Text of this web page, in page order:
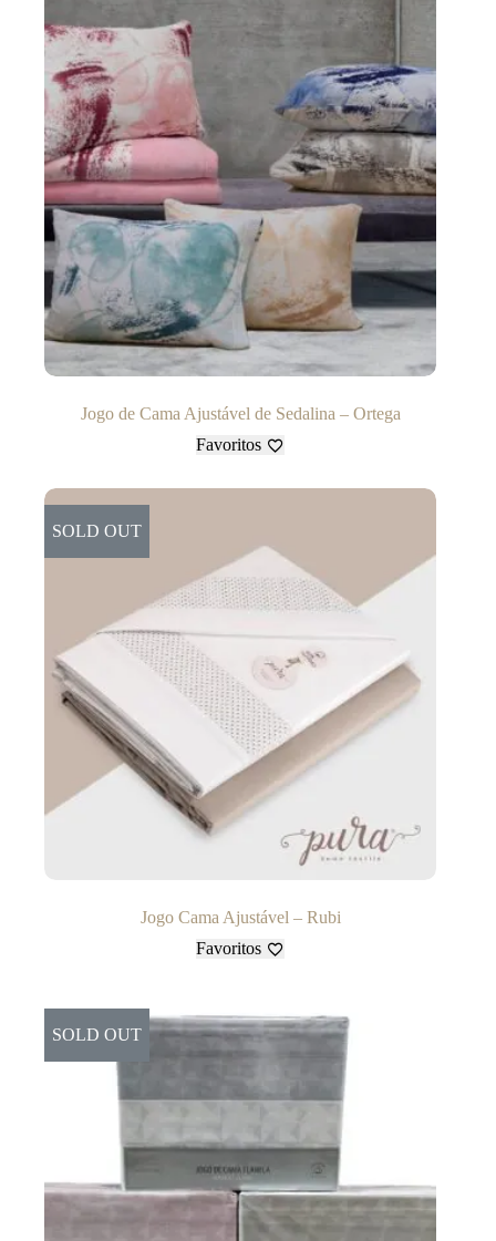
Jogo de Cama Ajustável de Sedalina – Ortega
Favoritos
SOLD OUT
Jogo Cama Ajustável – Rubi
Favoritos
SOLD OUT